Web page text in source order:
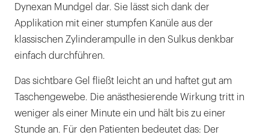
Dynexan Mundgel dar. Sie lässt sich dank der
Applikation mit einer stumpfen Kanüle aus der
klassischen Zylinderampulle in den Sulkus denkbar
einfach durchführen.
Das sichtbare Gel fließt leicht an und haftet gut am
Taschengewebe. Die anästhesierende Wirkung tritt in
weniger als einer Minute ein und hält bis zu einer
Stunde an. Für den Patienten bedeutet das: Der